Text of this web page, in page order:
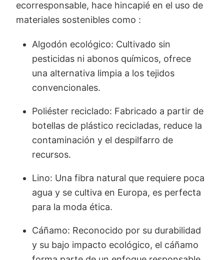
ecorresponsable, hace hincapié en el uso de
materiales sostenibles como :
Algodón ecológico: Cultivado sin
pesticidas ni abonos químicos, ofrece
una alternativa limpia a los tejidos
convencionales.
Poliéster reciclado: Fabricado a partir de
botellas de plástico recicladas, reduce la
contaminación y el despilfarro de
recursos.
Lino: Una fibra natural que requiere poca
agua y se cultiva en Europa, es perfecta
para la moda ética.
Cáñamo: Reconocido por su durabilidad
y su bajo impacto ecológico, el cáñamo